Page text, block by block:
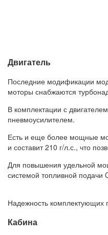
Двигатель
Последние модификации
моторы снабжаются
В комплектации с
пневмоусилителем.
Есть и еще более мощные
и составит 210 г/л.с., что
Для повышения удельной
системой топливной подачи
Надежность комплектующих
Кабина